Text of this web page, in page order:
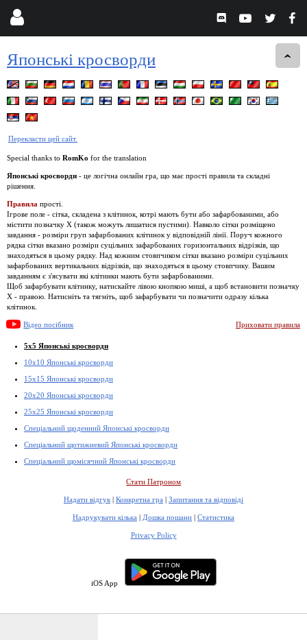
Японські кросворди
Перекласти цей сайт.
Special thanks to RomKo for the translation
Японські кросворди - це логічна онлайн гра, що має прості правила та складні
рішення.
Правила прості.
Ігрове поле - сітка, складена з клітинок, котрі мають бути або зафарбованими, або
містити позначку Х (також можуть лишатися пустими). Навколо сітки розміщено
завдання - розміри груп зафарбованих клітинок у відповідній лінії. Поруч кожного
рядка сітки вказано розміри суцільних зафарбованих горизонтальних відрізків, що
знаходяться в цьому рядку. Над кожним стовпчиком сітки вказано розміри суцільних
зафарбованих вертикальних відрізків, що знаходяться в цьому стовпчику. Вашим
завданням є з'ясувати які клітинки мають бути зафарбованими.
Щоб зафарбувати клітинку, натискайте лівою кнопкою миші, а щоб встановити позначку
Х - правою. Натисніть та тягніть, щоб зафарбувати чи позначити одразу кілька
клітинок.
Відео посібник Приховати правила
5x5 Японські кросворди
10x10 Японські кросворди
15x15 Японські кросворди
20x20 Японські кросворди
25x25 Японські кросворди
Спеціальний щоденний Японські кросворди
Спеціальний щотижневий Японські кросворди
Спеціальний щомісячний Японські кросворди
Стати Патроном
Надати відгук | Конкретна гра | Запитання та відповіді
Надрукувати кілька | Дошка пошани | Статистика
Privacy Policy
iOS App